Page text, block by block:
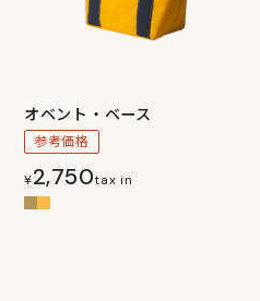
オベント・ベース
参考価格
¥2,750tax in